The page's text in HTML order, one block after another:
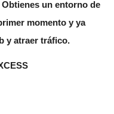
Obtienes un entorno de
momento y ya
y atraer tráfico.